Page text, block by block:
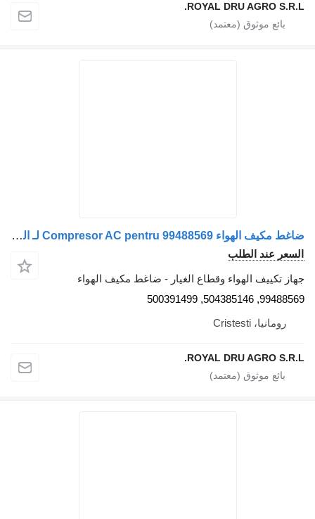
ROYAL DRU AGRO S.R.L.
ضاغط مكيف الهواء Compresor AC pentru 99488569 لـ الشاحنات IVECO – Coduri
السعر عند الطلب
جهاز تكييف الهواء وقطاع الغيار - ضاغط مكيف الهواء
99488569, 504385146, 500391499
رومانيا، Cristesti
ROYAL DRU AGRO S.R.L.